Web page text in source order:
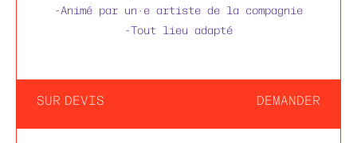
-Animé par un·e artiste de la compagnie
-Tout lieu adapté
SUR DEVIS DEMANDER